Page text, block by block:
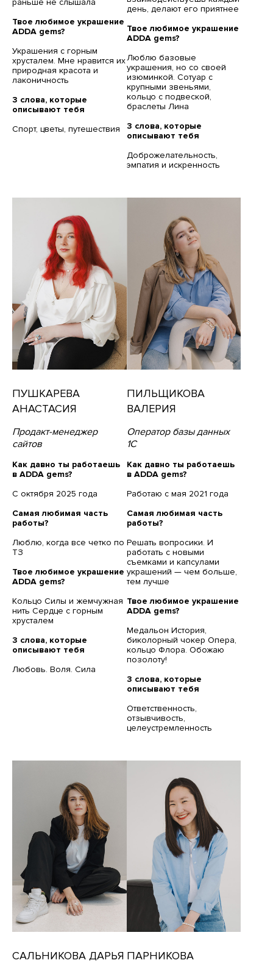
раньше не слышала
Твое любимое украшение
ADDA gems?
Украшения с горным
хрусталем. Мне нравится их
природная красота и
лаконичность
3 слова, которые
описывают тебя
Спорт, цветы, путешествия
день, делают его приятнее
Твое любимое украшение
ADDA gems?
Люблю базовые
украшения, но со своей
изюминкой. Сотуар с
крупными звеньями,
кольцо с подвеской,
браслеты Лина
3 слова, которые
описывают тебя
Доброжелательность,
эмпатия и искренность
ПУШКАРЕВА
АНАСТАСИЯ
Продакт-менеджер
сайтов
Как давно ты работаешь
в ADDA gems?
С октября 2025 года
Самая любимая часть
работы?
Люблю, когда все четко по
ТЗ
Твое любимое украшение
ADDA gems?
Кольцо Силы и жемчужная
нить Сердце с горным
хрусталем
3 слова, которые
описывают тебя
Любовь. Воля. Сила
ПИЛЬЩИКОВА
ВАЛЕРИЯ
Оператор базы данных
1С
Как давно ты работаешь
в ADDA gems?
Работаю с мая 2021 года
Самая любимая часть
работы?
Решать вопросики. И
работать с новыми
съемками и капсулами
украшений — чем больше,
тем лучше
Твое любимое украшение
ADDA gems?
Медальон История,
биколорный чокер Опера,
кольцо Флора. Обожаю
позолоту!
3 слова, которые
описывают тебя
Ответственность,
отзывчивость,
целеустремленность
САЛЬНИКОВА ДАРЬЯ ПАРНИКОВА